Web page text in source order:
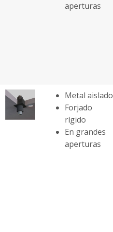
aperturas
Metal aislado
Forjado
rígido
En grandes
aperturas